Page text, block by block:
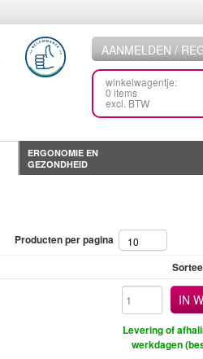
AANMELDEN /
winkelwagentje:
0 items
excl. BTW
ERGONOMIE EN
GEZONDHEID
Producten per pagina 10
IN
Levering of
werkdagen